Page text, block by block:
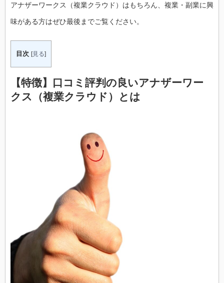
アナザーワークス（複業クラウド）はもちろん、複業・副業に興
味がある方はぜひ最後までご覧ください。
目次 [見る]
【特徴】口コミ評判の良いアナザーワー
クス（複業クラウド）とは